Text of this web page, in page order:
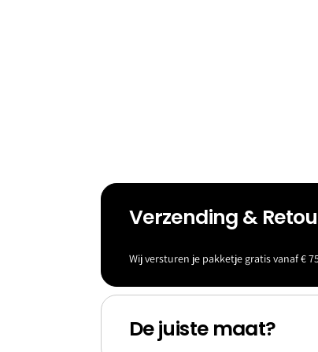
Baller
ina's
Verzending &
Wij versturen je pakketje gratis vanaf €
De juiste maat?